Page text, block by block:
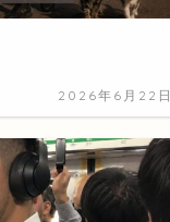
2026年6月22日